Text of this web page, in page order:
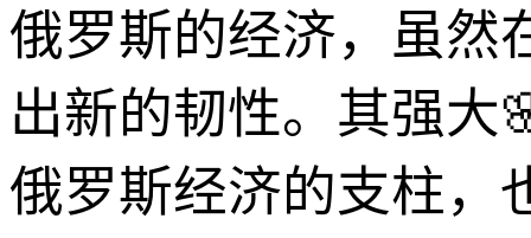
俄罗斯的经济，虽然
出新的韧性。其强大
俄罗斯经济的支柱，